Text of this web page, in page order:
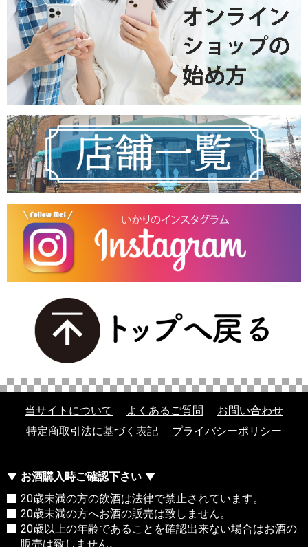
当サイトについて よくあるご質問
お問い合わせ
特定商取引法に基づく表記
プライバシーポリシー
お酒購入時ご確認下さい
20歳未満の方の飲酒は法律で禁止されています。
20歳未満の方へお酒の販売は致しません。
20歳以上の年齢であることを確認出来ない場合はお酒の
販売は致しません。